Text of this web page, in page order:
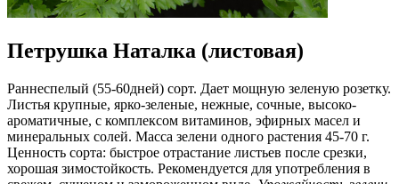
Петрушка Наталка (листовая)
Раннеспелый (55-60дней) сорт. Дает мощную зеленую розетку.
Листья крупные, ярко-зеленые, нежные, сочные, высоко-
ароматичные, с комплексом витаминов, эфирных масел и
минеральных солей. Масса зелени одного растения 45-70 г.
Ценность сорта: быстрое отрастание листьев после срезки,
хорошая зимостойкость. Рекомендуется для употребления в